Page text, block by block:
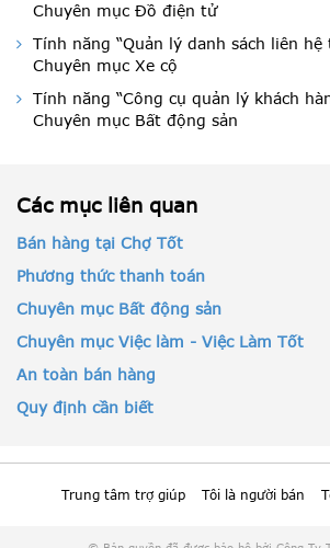
Chuyên mục Đồ điện tử
Tính năng “Quản lý danh sách liên
Chuyên mục Xe cộ
Tính năng “Công cụ quản lý khách
Chuyên mục Bất động sản
Các mục liên quan
Bán hàng tại Chợ Tốt
Phương thức thanh toán
Chuyên mục Bất động sản
Chuyên mục Việc làm - Việc Làm Tốt
An toàn bán hàng
Quy định cần biết
Trung tâm trợ giúp Tôi là người bán